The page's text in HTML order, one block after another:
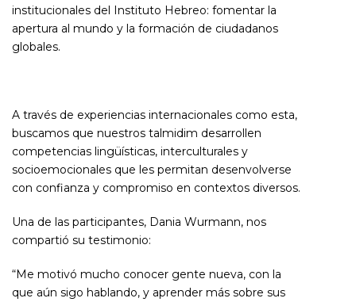
institucionales del Instituto Hebreo: fomentar la
apertura al mundo y la formación de ciudadanos
globales.
A través de experiencias internacionales como esta,
buscamos que nuestros talmidim desarrollen
competencias lingüísticas, interculturales y
socioemocionales que les permitan desenvolverse
con confianza y compromiso en contextos diversos.
Una de las participantes, Dania Wurmann, nos
compartió su testimonio:
“Me motivó mucho conocer gente nueva, con la
que aún sigo hablando, y aprender más sobre sus